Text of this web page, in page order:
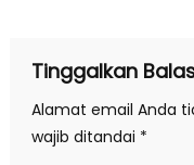
Tinggalkan
Alamat email Anda
wajib ditandai *